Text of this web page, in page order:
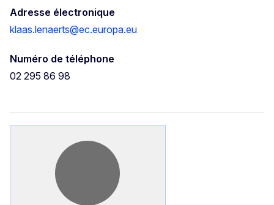
Adresse électronique
klaas.lenaerts@ec.europa.eu
Numéro de téléphone
02 295 86 98